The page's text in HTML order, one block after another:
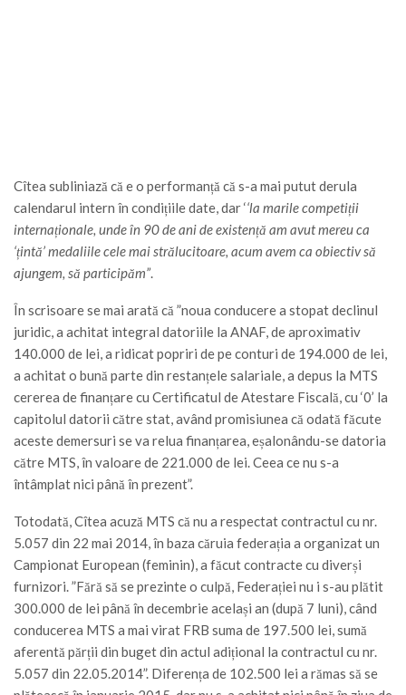
Cîtea subliniază că e o performanță că s-a mai putut derula
calendarul intern în condițiile date, dar ‘‘la marile competiții
internaționale, unde în 90 de ani de existență am avut mereu ca
‘țintă’ medaliile cele mai strălucitoare, acum avem ca obiectiv să
ajungem, să participăm”.
În scrisoare se mai arată că ”noua conducere a stopat declinul
juridic, a achitat integral datoriile la ANAF, de aproximativ
140.000 de lei, a ridicat popriri de pe conturi de 194.000 de lei,
a achitat o bună parte din restanțele salariale, a depus la MTS
cererea de finanțare cu Certificatul de Atestare Fiscală, cu ‘0’ la
capitolul datorii către stat, având promisiunea că odată făcute
aceste demersuri se va relua finanțarea, eșalonându-se datoria
către MTS, în valoare de 221.000 de lei. Ceea ce nu s-a
întâmplat nici până în prezent”.
Totodată, Cîtea acuză MTS că nu a respectat contractul cu nr.
5.057 din 22 mai 2014, în baza căruia federația a organizat un
Campionat European (feminin), a făcut contracte cu diverși
furnizori. ”Fără să se prezinte o culpă, Federației nu i s-au plătit
300.000 de lei până în decembrie același an (după 7 luni), când
conducerea MTS a mai virat FRB suma de 197.500 lei, sumă
aferentă părții din buget din actul adițional la contractul cu nr.
5.057 din 22.05.2014”. Diferența de 102.500 lei a rămas să se